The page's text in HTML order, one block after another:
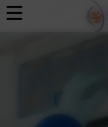
Panneau de gestion des cookies